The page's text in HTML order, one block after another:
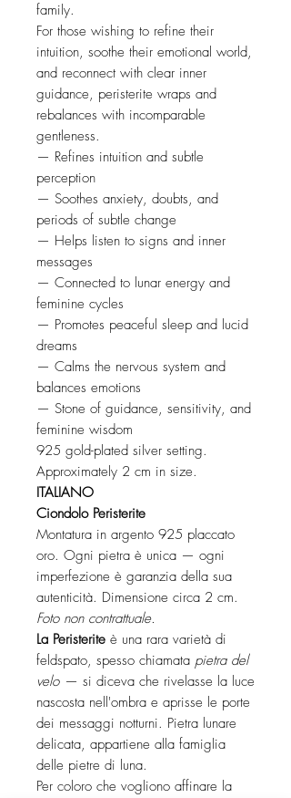
family.
For those wishing to refine their
intuition, soothe their emotional world,
and reconnect with clear inner
guidance, peristerite wraps and
rebalances with incomparable
gentleness.
— Refines intuition and subtle
perception
— Soothes anxiety, doubts, and
periods of subtle change
— Helps listen to signs and inner
messages
— Connected to lunar energy and
feminine cycles
— Promotes peaceful sleep and lucid
dreams
— Calms the nervous system and
balances emotions
— Stone of guidance, sensitivity, and
feminine wisdom
925 gold-plated silver setting.
Approximately 2 cm in size.
ITALIANO
Ciondolo Peristerite
Montatura in argento 925 placcato
oro. Ogni pietra è unica — ogni
imperfezione è garanzia della sua
autenticità. Dimensione circa 2 cm.
Foto non contrattuale.
La Peristerite è una rara varietà di
feldspato, spesso chiamata pietra del
velo — si diceva che rivelasse la luce
nascosta nell'ombra e aprisse le porte
dei messaggi notturni. Pietra lunare
delicata, appartiene alla famiglia
delle pietre di luna.
Per coloro che vogliono affinare la